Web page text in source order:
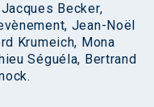
Becker,
Jean-Noël
Krumeich, Mona
Séguéla, Bertrand